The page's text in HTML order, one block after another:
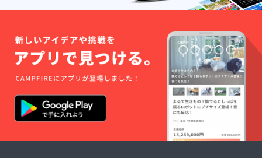
5000円
定で
す。
は出て
ありま
す、ご
了承く
ださ
い。 ◯
原産
国：日
本 ◯洗
濯方法
につい
トに入
のお届
前後左
右する
可能性
があり
ます
の場合
はメー
ルにて
ご連絡
いただ
で共有
遠慮く
ださ
い。 映
像を見
るため
にイン
ター
ネット
を使え
となり
覧いた
１ヶ月
を予定
してい
ます。
映像に
ついて
はメー
ルで、
ステッ
紙、構